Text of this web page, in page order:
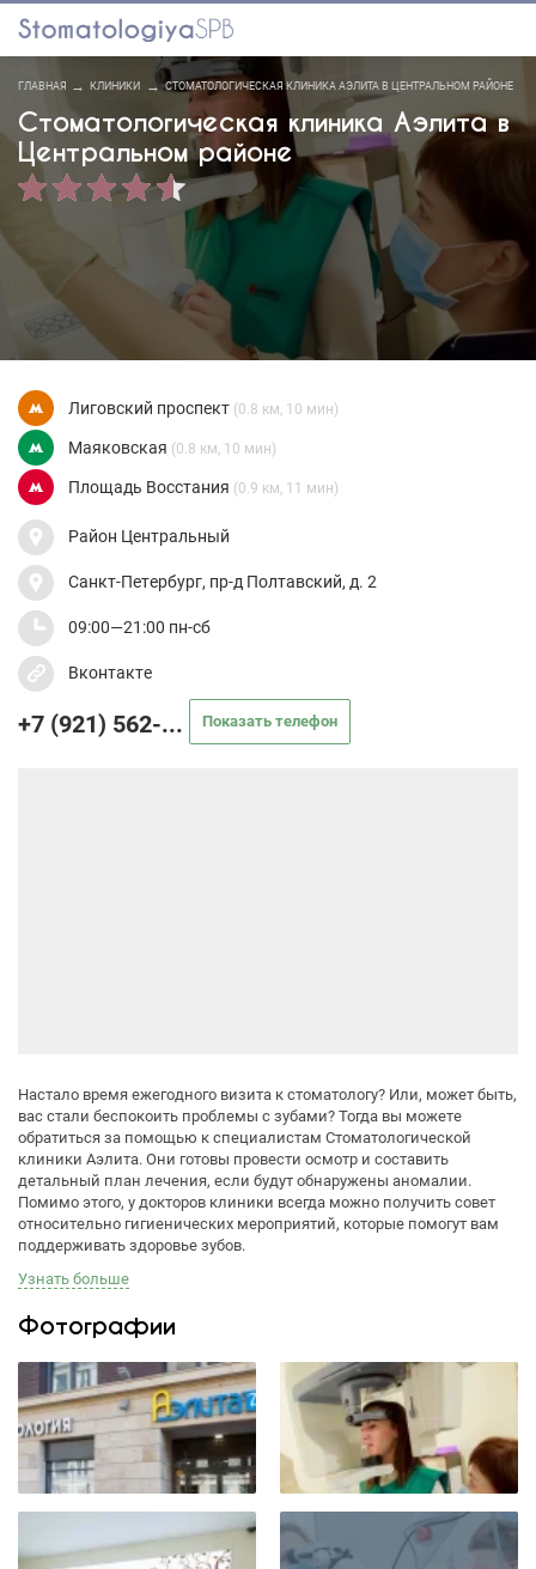
ГЛАВНАЯ КЛИНИКИ СТОМАТОЛОГИЧЕСКАЯ КЛИНИКА АЭЛИТА В ЦЕНТРАЛЬНОМ РАЙОНЕ
Стоматологическая клиника Аэлита в
Центральном районе
Лиговский проспект (0.8 км, 10 мин)
Маяковская (0.8 км, 10 мин)
Площадь Восстания (0.9 км, 11 мин)
Район Центральный
Санкт-Петербург, пр-д Полтавский, д. 2
09:00—21:00 пн-сб
Вконтакте
+7 (921) 562-... Показать телефон
Настало время ежегодного визита к стоматологу? Или, может быть,
вас стали беспокоить проблемы с зубами? Тогда вы можете
обратиться за помощью к специалистам Стоматологической
клиники Аэлита. Они готовы провести осмотр и составить
детальный план лечения, если будут обнаружены аномалии.
Помимо этого, у докторов клиники всегда можно получить совет
относительно гигиенических мероприятий, которые помогут вам
поддерживать здоровье зубов.
Узнать больше
Фотографии